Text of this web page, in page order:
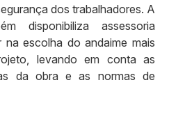
dos trabalhadores. A
disponibiliza assessoria
na escolha do andaime mais
levando em conta as
da obra e as normas de